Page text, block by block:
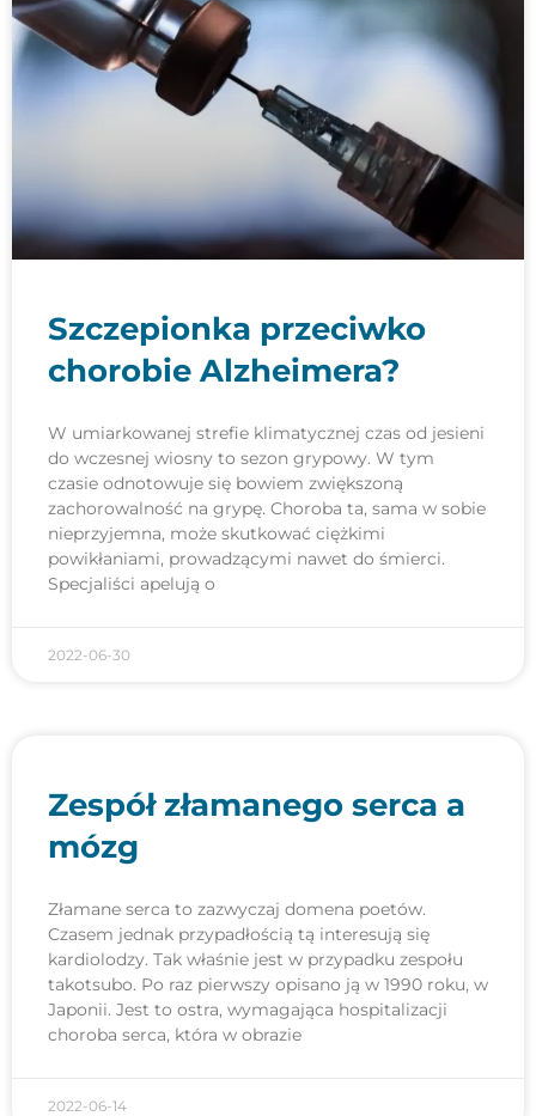
Szczepionka przeciwko
chorobie Alzheimera?
W umiarkowanej strefie klimatycznej czas od jesieni
do wczesnej wiosny to sezon grypowy. W tym
czasie odnotowuje się bowiem zwiększoną
zachorowalność na grypę. Choroba ta, sama w sobie
nieprzyjemna, może skutkować ciężkimi
powikłaniami, prowadzącymi nawet do śmierci.
Specjaliści apelują o
2022-06-30
Zespół złamanego serca a
mózg
Złamane serca to zazwyczaj domena poetów.
Czasem jednak przypadłością tą interesują się
kardiolodzy. Tak właśnie jest w przypadku zespołu
takotsubo. Po raz pierwszy opisano ją w 1990 roku, w
Japonii. Jest to ostra, wymagająca hospitalizacji
choroba serca, która w obrazie
2022-06-14